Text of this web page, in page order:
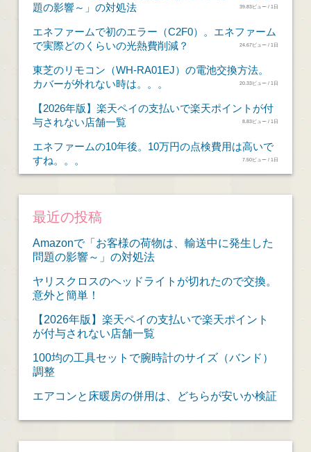
題の影響～」の対処法
39.83ビュー / 1日
エネファームで初のエラー（C2F0）。エネファーム
で実際どのくらいの光熱費削減？
24.67ビュー / 1日
東芝のリモコン（WH-RA01EJ）の電池交換方法。
カバーが外れない時は。。。
20.33ビュー / 1日
【2026年版】楽天ペイの支払いで楽天ポイントが付
与されない店舗一覧
8.83ビュー / 1日
エネファームの10年後。10万円の点検費用は高いで
すね。。。
7.50ビュー / 1日
最近の投稿
Amazonで「お客様の荷物は、輸送中に発生した
問題の影響～」の対処法
ヤリスクロスのヘッドライトが切れたので交換。
意外と簡単！
【2026年版】楽天ペイの支払いで楽天ポイント
が付与されない店舗一覧
100均の工具セットで腕時計のサイズ（バンド）
調整
エアコンと床暖房の併用は、どちらが安いか検証